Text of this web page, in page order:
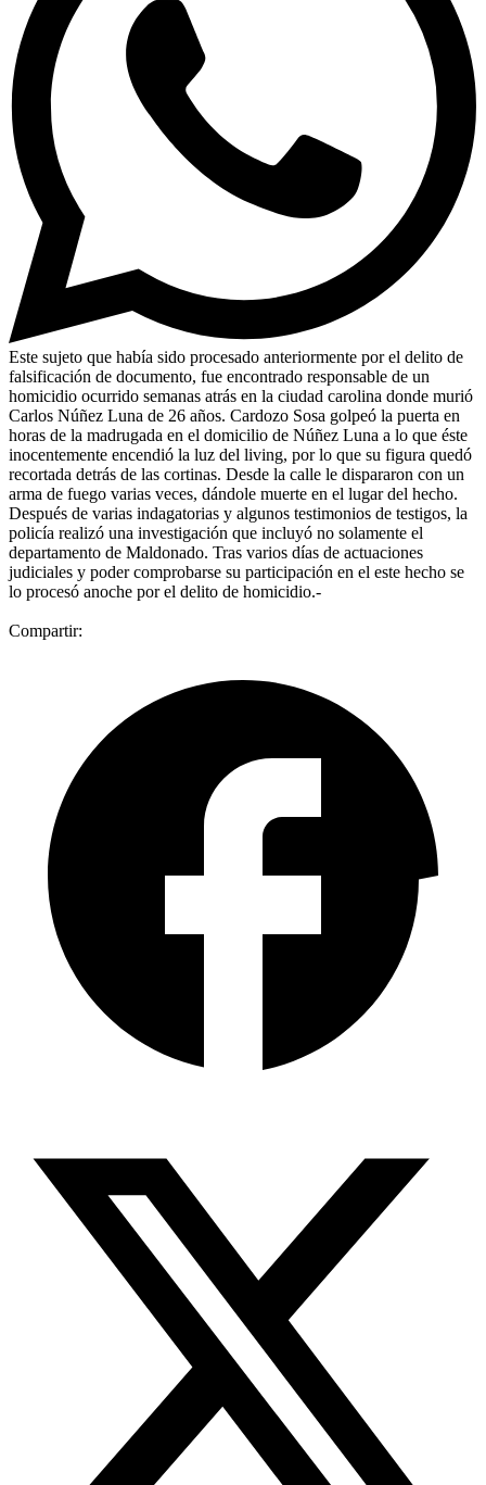
Este sujeto que había sido procesado anteriormente por el delito de
falsificación de documento, fue encontrado responsable de un
homicidio ocurrido semanas atrás en la ciudad carolina donde murió
Carlos Núñez Luna de 26 años. Cardozo Sosa golpeó la puerta en
horas de la madrugada en el domicilio de Núñez Luna a lo que éste
inocentemente encendió la luz del living, por lo que su figura quedó
recortada detrás de las cortinas. Desde la calle le dispararon con un
arma de fuego varias veces, dándole muerte en el lugar del hecho.
Después de varias indagatorias y algunos testimonios de testigos, la
policía realizó una investigación que incluyó no solamente el
departamento de Maldonado. Tras varios días de actuaciones
judiciales y poder comprobarse su participación en el este hecho se
lo procesó anoche por el delito de homicidio.-
Compartir: